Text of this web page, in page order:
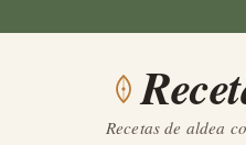
contenido
Recetas de aldea